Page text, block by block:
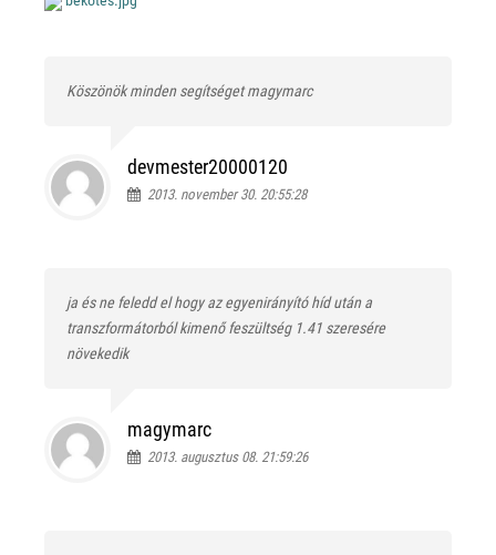
Köszönök minden segítséget magymarc
devmester20000120
2013. november 30. 20:55:28
ja és ne feledd el hogy az egyenirányító híd után a
transzformátorból kimenő feszültség 1.41 szeresére
növekedik
magymarc
2013. augusztus 08. 21:59:26